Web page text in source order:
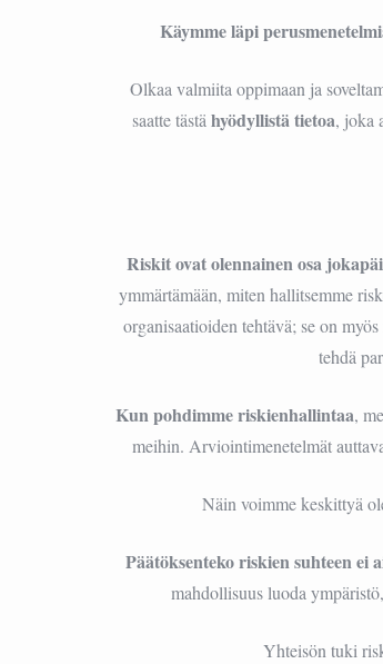
Käymme läpi
Olkaa valmiita oppimaan ja
saatte tästähyödyllistä tietoa, joka
Riskit ovat olennainen osa
ymmärtämään, miten hallitsemme
organisaatioiden tehtävä; se on
tehdä
Kun pohdimme riskienhallintaa,
meihin. Arviointimenetelmät
Näin voimme keskittyä
Päätöksenteko riskien suhteen ei
mahdollisuus luoda
Yhteisön tuki